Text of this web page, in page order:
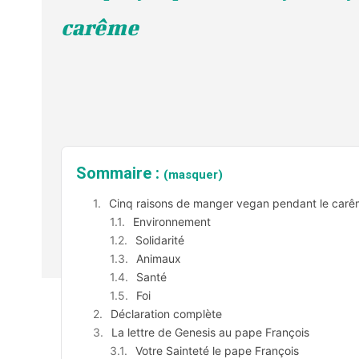
carême
Sommaire : (masquer)
Cinq raisons de manger vegan pendant le
Environnement
Solidarité
Animaux
Santé
Foi
Déclaration complète
La lettre de Genesis au pape François
Votre Sainteté le pape François